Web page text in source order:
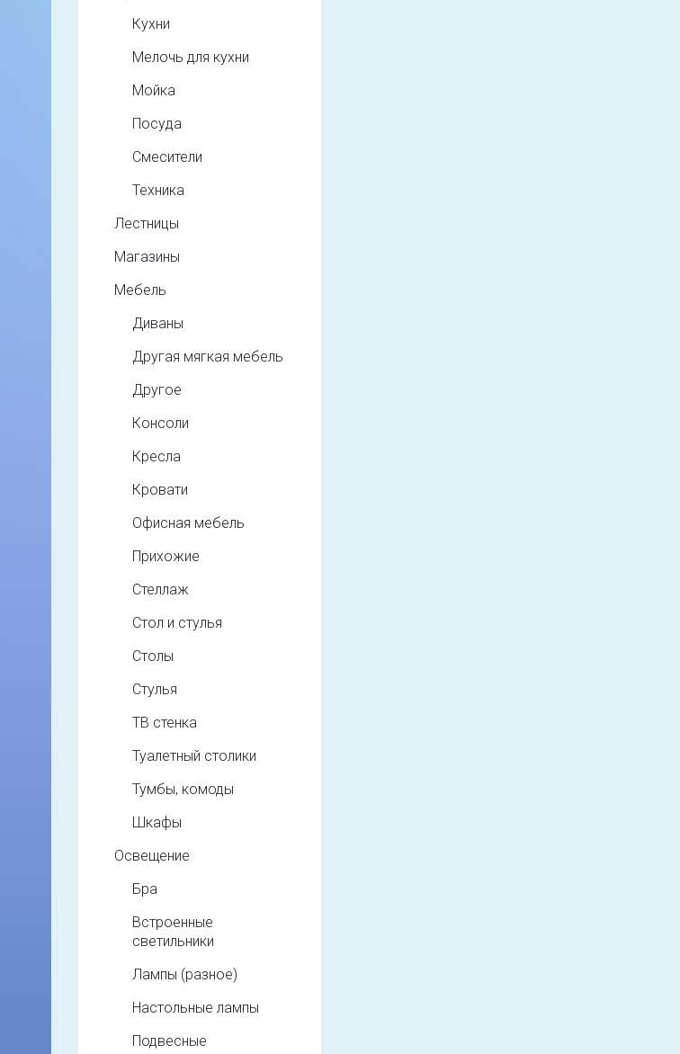
Кухни
Мелочь для кухни
Мойка
Посуда
Смесители
Техника
Лестницы
Магазины
Мебель
Диваны
Другая мягкая мебель
Другое
Консоли
Кресла
Кровати
Офисная мебель
Прихожие
Стеллаж
Стол и стулья
Столы
Стулья
ТВ стенка
Туалетный столики
Тумбы, комоды
Шкафы
Освещение
Бра
Встроенные
светильники
Лампы (разное)
Настольные лампы
Подвесные